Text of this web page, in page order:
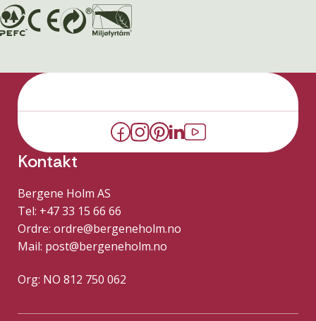
Kontakt
Bergene Holm AS
Tel: +47 33 15 66 66
Ordre: ordre@bergeneholm.no
Mail: post@bergeneholm.no
Org: NO 812 750 062